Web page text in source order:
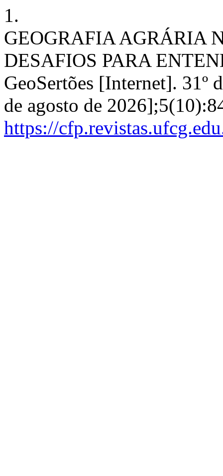
1.
GEOGRAFIA AGRÁRIA
DESAFIOS PARA
GeoSertões [Internet]. 31º
de agosto de
https://